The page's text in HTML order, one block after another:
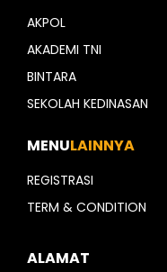
AKPOL
AKADEMI TNI
BINTARA
SEKOLAH KEDINASAN
MENULAINNYA
REGISTRASI
TERM & CONDITION
ALAMAT